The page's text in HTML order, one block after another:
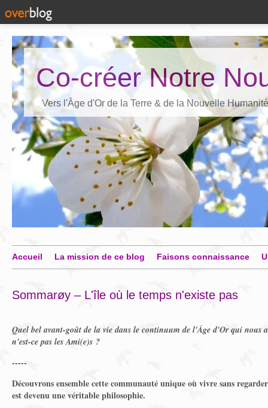
Co-créer Notre
Vers l'Âge d'Or de la Terre & de la Nouvelle Humanité
Accueil La mission de ce blog Faisons connaissance
Sommarøy – L'île où le temps n'existe pas
Quel bel avant-goût de la vie dans le continuum de l'Âge d'Or qui nous
n'est-ce pas les Ami(e)s ?
-----
Découvrons ensemble cette communauté unique où vivre sans
est devenu une véritable philosophie.